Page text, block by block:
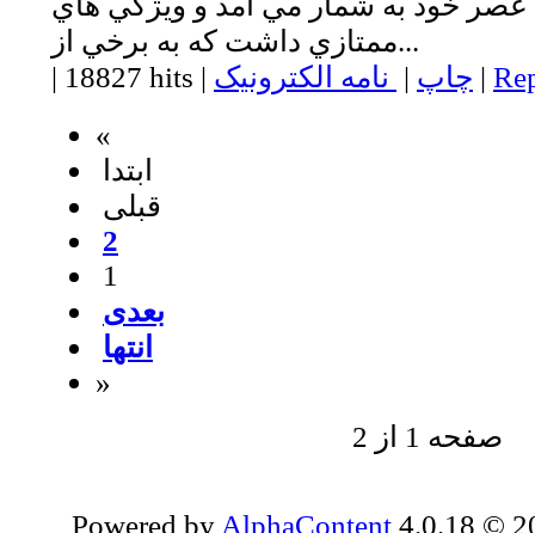
ممتازي داشت که به برخي از...
| 18827 hits | چاپ | نامه الکترونیک |
«
ابتدا
قبلی
2
1
بعدی
انتها
»
صفحه 1 از 2
Powered by AlphaContent 4.0.18 ©